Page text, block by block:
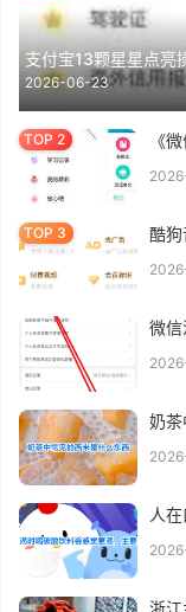
支付宝13颗星星点亮
2026-06-23
《
酷
微
奶
人
浙